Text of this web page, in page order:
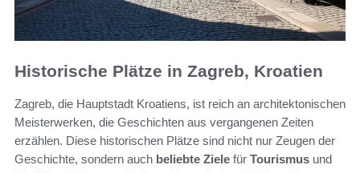
Historische Plätze in Zagreb, Kroatien
Zagreb, die Hauptstadt Kroatiens, ist reich an architektonischen
Meisterwerken, die Geschichten aus vergangenen Zeiten
erzählen. Diese historischen Plätze sind nicht nur Zeugen der
Geschichte, sondern auch beliebte Ziele für Tourismus und